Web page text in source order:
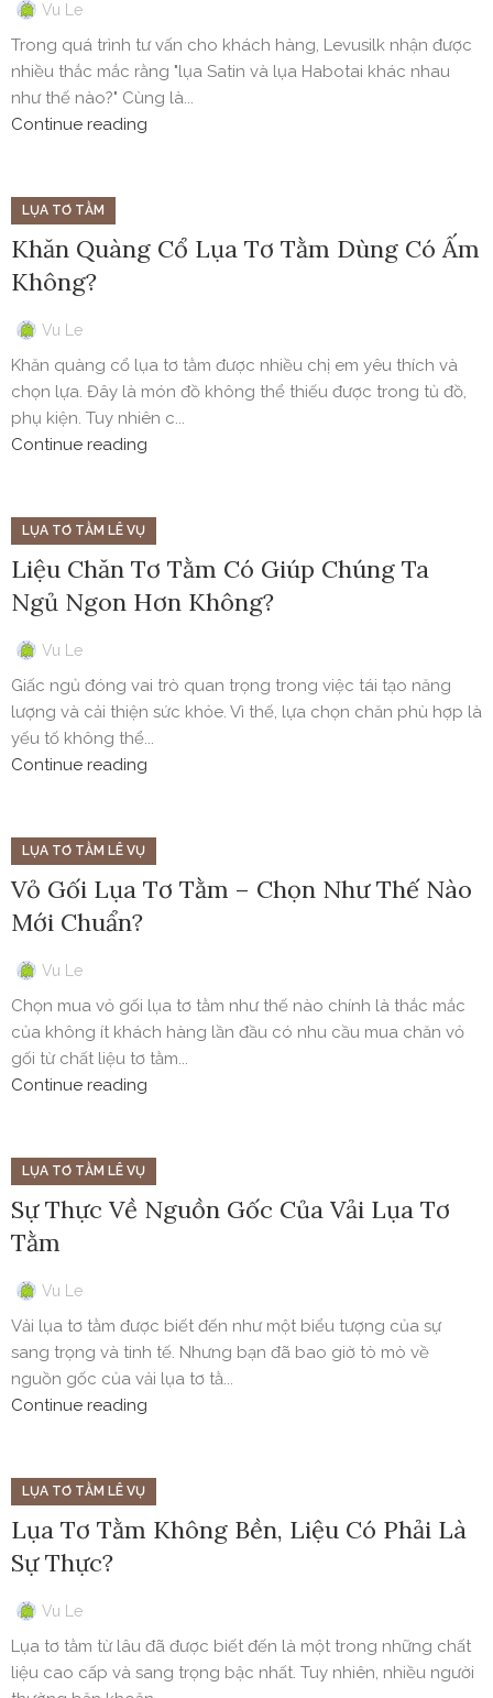
Vu Le
Trong quá trình tư vấn cho khách hàng, Levusilk nhận được
nhiều thắc mắc rằng "lụa Satin và lụa Habotai khác nhau
như thế nào?" Cùng là...
Continue reading
LỤA TƠ TẰM
Khăn Quàng Cổ Lụa Tơ Tằm Dùng Có Ấm
Không?
Vu Le
Khăn quàng cổ lụa tơ tằm được nhiều chị em yêu thích và
chọn lựa. Đây là món đồ không thể thiếu được trong tủ đồ,
phụ kiện. Tuy nhiên c...
Continue reading
LỤA TƠ TẰM LÊ VỤ
Liệu Chăn Tơ Tằm Có Giúp Chúng Ta
Ngủ Ngon Hơn Không?
Vu Le
Giấc ngủ đóng vai trò quan trọng trong việc tái tạo năng
lượng và cải thiện sức khỏe. Vì thế, lựa chọn chăn phù hợp là
yếu tố không thể...
Continue reading
LỤA TƠ TẰM LÊ VỤ
Vỏ Gối Lụa Tơ Tằm – Chọn Như Thế Nào
Mới Chuẩn?
Vu Le
Chọn mua vỏ gối lụa tơ tằm như thế nào chính là thắc mắc
của không ít khách hàng lần đầu có nhu cầu mua chăn vỏ
gối từ chất liệu tơ tằm...
Continue reading
LỤA TƠ TẰM LÊ VỤ
Sự Thực Về Nguồn Gốc Của Vải Lụa Tơ
Tằm
Vu Le
Vải lụa tơ tằm được biết đến như một biểu tượng của sự
sang trọng và tinh tế. Nhưng bạn đã bao giờ tò mò về
nguồn gốc của vải lụa tơ tằ...
Continue reading
LỤA TƠ TẰM LÊ VỤ
Lụa Tơ Tằm Không Bền, Liệu Có Phải Là
Sự Thực?
Vu Le
Lụa tơ tằm từ lâu đã được biết đến là một trong những chất
liệu cao cấp và sang trọng bậc nhất. Tuy nhiên, nhiều người